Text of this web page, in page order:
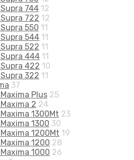
744 12
722 12
550 11
544 11
522 11
444 11
422 10
322 11
37
Plus 25
2 24
1300Mt 23
1300 30
1200Mt 19
1200 28
1000 26